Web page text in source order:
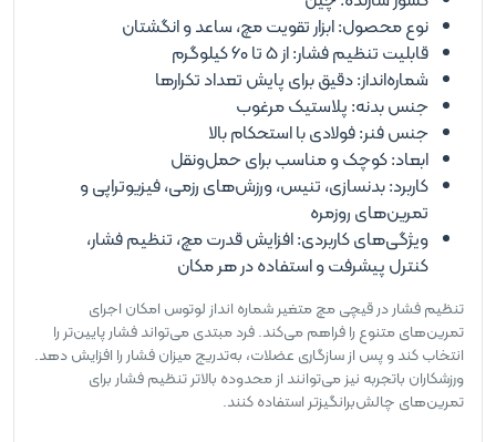
نوع محصول: ابزار تقویت مچ، ساعد و انگشتان
قابلیت تنظیم فشار: از 5 تا 60 کیلوگرم
شماره‌انداز: دقیق برای پایش تعداد تکرارها
جنس بدنه: پلاستیک مرغوب
جنس فنر: فولادی با استحکام بالا
ابعاد: کوچک و مناسب برای حمل‌ونقل
کاربرد: بدنسازی، تنیس، ورزش‌های رزمی، فیزیوتراپی و
تمرین‌های روزمره
ویژگی‌های کاربردی: افزایش قدرت مچ، تنظیم فشار،
کنترل پیشرفت و استفاده در هر مکان
تنظیم فشار در قیچی مچ متغیر شماره انداز لوتوس امکان اجرای
تمرین‌های متنوع را فراهم می‌کند. فرد مبتدی می‌تواند فشار پایین‌تر را
انتخاب کند و پس از سازگاری عضلات، به‌تدریج میزان فشار را افزایش دهد.
ورزشکاران باتجربه نیز می‌توانند از محدوده بالاتر تنظیم فشار برای
تمرین‌های چالش‌برانگیزتر استفاده کنند.